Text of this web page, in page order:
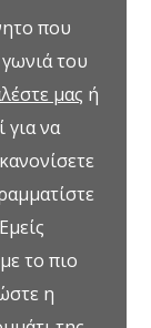
που
γωνιά του
μας ή
να
το πιο
η